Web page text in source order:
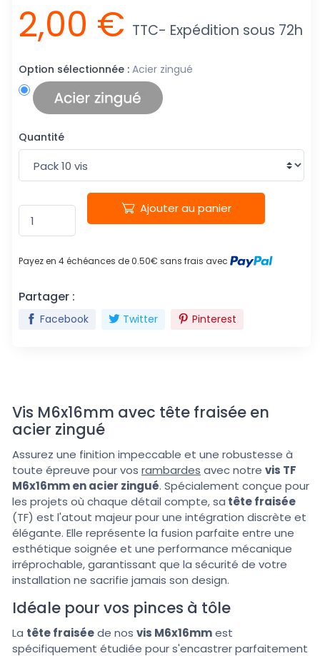
2,00 € TTC- Expédition sous 72h
Option sélectionnée : Acier zingué
Quantité
Ajouter au panier
Payez en 4 échéances de 0.50€ sans frais avec
Partager :
Facebook Twitter Pinterest
Vis M6x16mm avec tête fraisée en
acier zingué
Assurez une finition impeccable et une robustesse à
toute épreuve pour vos rambardes avec notre vis TF
M6x16mm en acier zingué. Spécialement conçue pour
les projets où chaque détail compte, sa tête fraisée
(TF) est l'atout majeur pour une intégration discrète et
élégante. Elle représente la fusion parfaite entre une
esthétique soignée et une performance mécanique
irréprochable, garantissant que la sécurité de votre
installation ne sacrifie jamais son design.
Idéale pour vos pinces à tôle
La tête fraiséede nos vis M6x16mmest
spécifiquement étudiée pour s'encastrer parfaitement